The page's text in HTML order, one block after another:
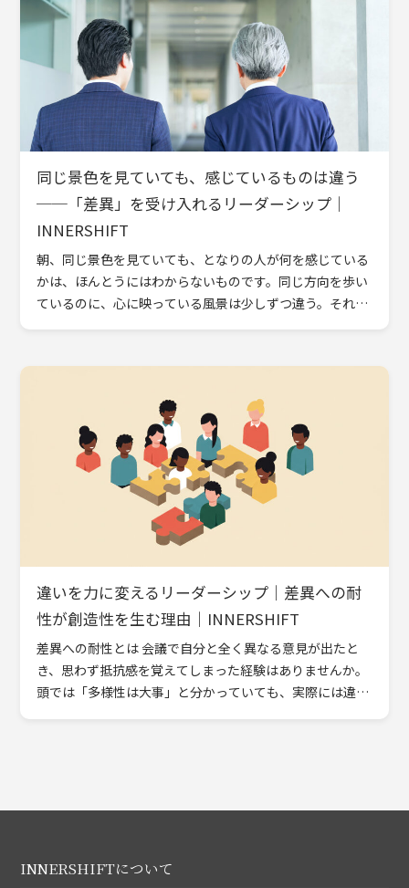
同じ景色を見ていても、感じているものは違う
──「差異」を受け入れるリーダーシップ｜
INNERSHIFT
朝、同じ景色を見ていても、となりの人が何を感じている
かは、ほんとうにはわからないものです。同じ方向を歩い
ているのに、心に映っている風景は少しずつ違う。それで
違いを力に変えるリーダーシップ｜差異への耐
性が創造性を生む理由｜INNERSHIFT
差異への耐性とは 会議で自分と全く異なる意見が出たと
き、思わず抵抗感を覚えてしまった経験はありませんか。
頭では「多様性は大事」と分かっていても、実際には違い
INNERSHIFTについて